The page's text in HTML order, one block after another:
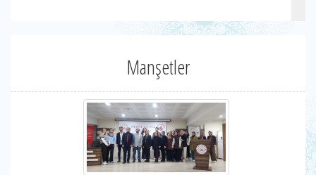
Manşetler